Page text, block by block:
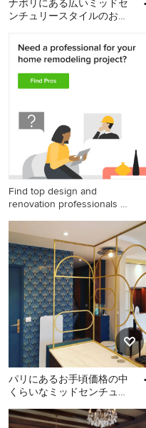
ナポリにある広いミッドセ
ンチュリースタイルのおし
イルの床、ガラス天井、グ
レ
ナポリにある広いミッドセ
ンチュリースタイルのおし
ゃれなサンルーム (磁器タイ
ルの床、ガラス天井、グレ
Find top design and
renovation professionals on
パリにあるお手頃価格の中
くらいなミッドセンチュリ
ンルーム (セラミックタイ
パリにあるお手頃価格の中